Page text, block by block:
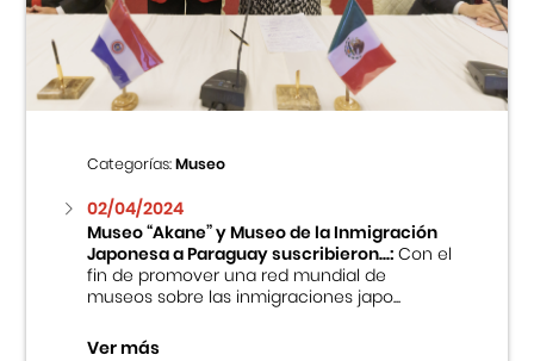
Categorías:Museo
02/04/2024
Museo “Akane” y Museo de la Inmigración
Japonesa a Paraguay suscribieron...:Con el
fin de promover una red mundial de
museos sobre las inmigraciones japo...
Ver más